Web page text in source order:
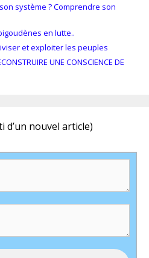
système ? Comprendre son
en lutte..
et exploiter les peuples
UNE CONSCIENCE DE
d’un nouvel article)